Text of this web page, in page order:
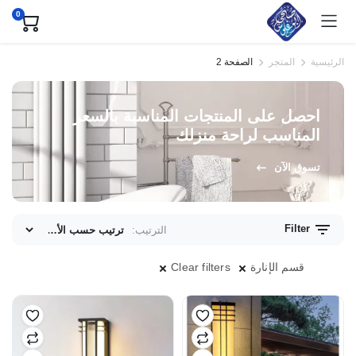
0
الرئيسية المتجر الصفحة 2
احصل على المنتجات المناسبة بالسعر
المناسب لراحة منزلك
تسوق الآن
الترتيب:
Clear filters قسم الإنارة